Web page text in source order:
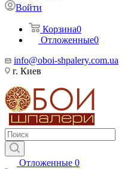
Войти
Корзина0
Отложенные0
info@oboi-shpalery.com.ua
г. Киев
Отложенные 0